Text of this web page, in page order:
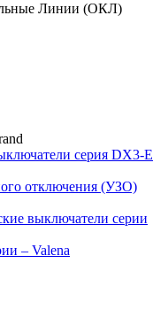
Линии (ОКЛ)
серия DX3-E
отключения (УЗО)
выключатели серии
– Valena